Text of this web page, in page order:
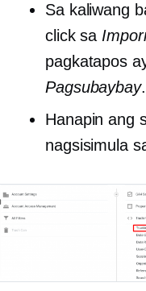
Sa kaliwang
click sa
pagkatapos
Pagsubaybay.
Hanapin ang
nagsisimula